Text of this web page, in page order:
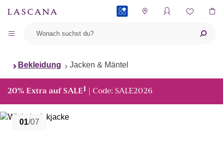
Bekleidung Jacken & Mäntel
20% Extra auf SALE1 | Code: SALE2026
01/07